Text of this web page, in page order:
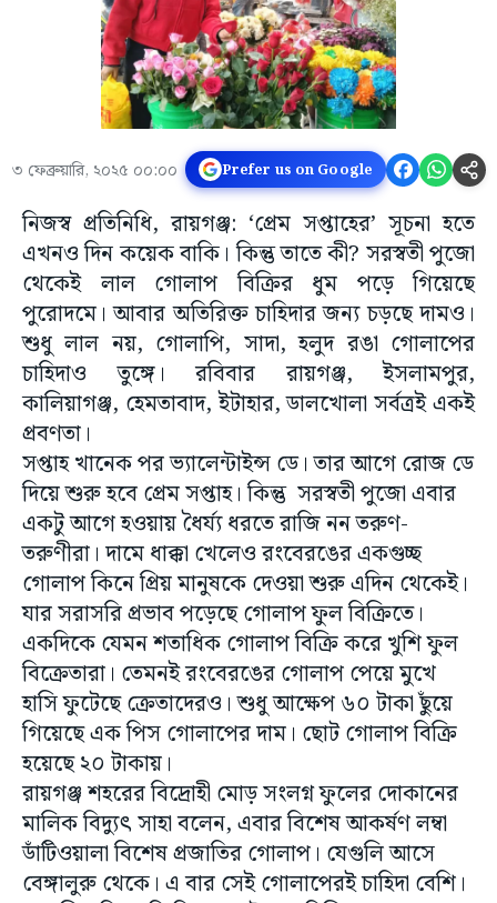
৩ ফেব্রুয়ারি, ২০২৫ ০০:০০ Prefer us on Google
নিজস্ব প্রতিনিধি, রায়গঞ্জ: ‘প্রেম সপ্তাহের’ সূচনা হতে
এখনও দিন কয়েক বাকি। কিন্তু তাতে কী? সরস্বতী পুজো
থেকেই লাল গোলাপ বিক্রির ধুম পড়ে গিয়েছে
পুরোদমে। আবার অতিরিক্ত চাহিদার জন্য চড়ছে দামও।
শুধু লাল নয়, গোলাপি, সাদা, হলুদ রঙা গোলাপের
চাহিদাও তুঙ্গে। রবিবার রায়গঞ্জ, ইসলামপুর,
কালিয়াগঞ্জ, হেমতাবাদ, ইটাহার, ডালখোলা সর্বত্রই একই
প্রবণতা।
সপ্তাহ খানেক পর ভ্যালেন্টাইন্স ডে। তার আগে রোজ ডে
দিয়ে শুরু হবে প্রেম সপ্তাহ। কিন্তু সরস্বতী পুজো এবার
একটু আগে হওয়ায় ধৈর্য্য ধরতে রাজি নন তরুণ-
তরুণীরা। দামে ধাক্কা খেলেও রংবেরঙের একগুচ্ছ
গোলাপ কিনে প্রিয় মানুষকে দেওয়া শুরু এদিন থেকেই।
যার সরাসরি প্রভাব পড়েছে গোলাপ ফুল বিক্রিতে।
একদিকে যেমন শতাধিক গোলাপ বিক্রি করে খুশি ফুল
বিক্রেতারা। তেমনই রংবেরঙের গোলাপ পেয়ে মুখে
হাসি ফুটেছে ক্রেতাদেরও। শুধু আক্ষেপ ৬০ টাকা ছুঁয়ে
গিয়েছে এক পিস গোলাপের দাম। ছোট গোলাপ বিক্রি
হয়েছে ২০ টাকায়।
রায়গঞ্জ শহরের বিদ্রোহী মোড় সংলগ্ন ফুলের দোকানের
মালিক বিদ্যুৎ সাহা বলেন, এবার বিশেষ আকর্ষণ লম্বা
ডাঁটিওয়ালা বিশেষ প্রজাতির গোলাপ। যেগুলি আসে
বেঙ্গালুরু থেকে। এ বার সেই গোলাপেরই চাহিদা বেশি।